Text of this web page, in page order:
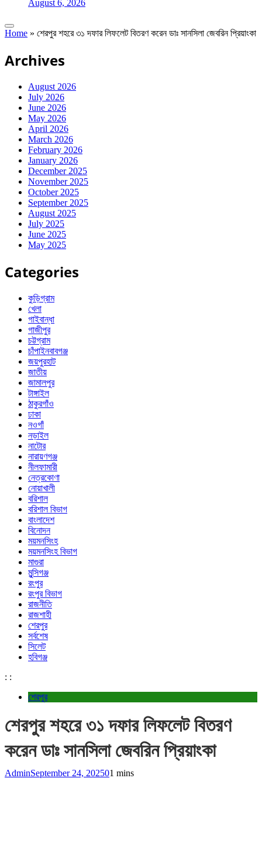
August 6, 2026
Home » শেরপুর শহরে ৩১ দফার লিফলেট বিতরণ করেন ডাঃ সানসিলা জেবরিন প্রিয়াংকা
Archives
August 2026
July 2026
June 2026
May 2026
April 2026
March 2026
February 2026
January 2026
December 2025
November 2025
October 2025
September 2025
August 2025
July 2025
June 2025
May 2025
Categories
কুড়িগ্রাম
খেলা
গাইবান্ধা
গাজীপুর
চট্টগ্রাম
চাঁপাইনবাবগঞ্জ
জয়পুরহাট
জাতীয়
জামালপুর
টাঙ্গাইল
ঠাকুরগাঁও
ঢাকা
নওগাঁ
নড়াইল
নাটোর
নারায়ণগঞ্জ
নীলফামারী
নেত্রকোণা
নোয়াখালী
বরিশাল
বরিশাল বিভাগ
বাংলাদেশ
বিনোদন
ময়মনসিংহ
ময়মনসিংহ বিভাগ
মাগুরা
মুন্সিগঞ্জ
রংপুর
রংপুর বিভাগ
রাজনীতি
রাজশাহী
শেরপুর
সর্বশেষ
সিলেট
হবিগঞ্জ
: :
শেরপুর
শেরপুর শহরে ৩১ দফার লিফলেট বিতরণ
করেন ডাঃ সানসিলা জেবরিন প্রিয়াংকা
AdminSeptember 24, 202501 mins